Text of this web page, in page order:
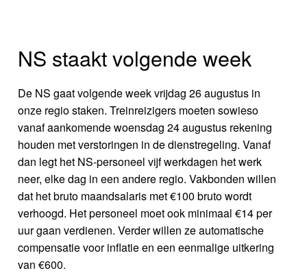
NS staakt volgende week
De NS gaat volgende week vrijdag 26 augustus in
onze regio staken. Treinreizigers moeten sowieso
vanaf aankomende woensdag 24 augustus rekening
houden met verstoringen in de dienstregeling. Vanaf
dan legt het NS-personeel vijf werkdagen het werk
neer, elke dag in een andere regio. Vakbonden willen
dat het bruto maandsalaris met €100 bruto wordt
verhoogd. Het personeel moet ook minimaal €14 per
uur gaan verdienen. Verder willen ze automatische
compensatie voor inflatie en een eenmalige uitkering
van €600.